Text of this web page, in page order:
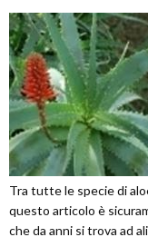
Tra tutte le specie di
questo articolo è
che da anni si trova ad